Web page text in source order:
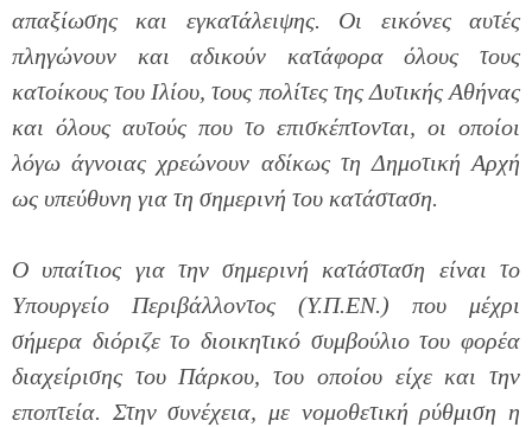
απαξίωσης και εγκατάλειψης. Οι εικόνες αυτές
πληγώνουν και αδικούν κατάφορα όλους τους
κατοίκους του Ιλίου, τους πολίτες της Δυτικής Αθήνας
και όλους αυτούς που το επισκέπτονται, οι οποίοι
λόγω άγνοιας χρεώνουν αδίκως τη Δημοτική Αρχή
ως υπεύθυνη για τη σημερινή του κατάσταση.
Ο υπαίτιος για την σημερινή κατάσταση είναι το
Υπουργείο Περιβάλλοντος (Υ.Π.ΕΝ.) που μέχρι
σήμερα διόριζε το διοικητικό συμβούλιο του φορέα
διαχείρισης του Πάρκου, του οποίου είχε και την
εποπτεία. Στην συνέχεια, με νομοθετική ρύθμιση η